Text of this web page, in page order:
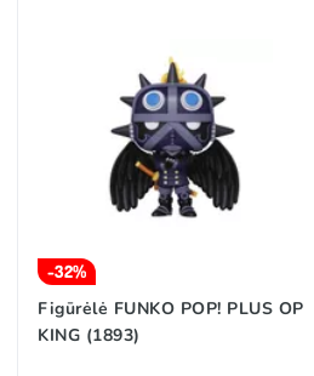
-32%
Figūrėlė FUNKO POP! PLUS OP
KING (1893)